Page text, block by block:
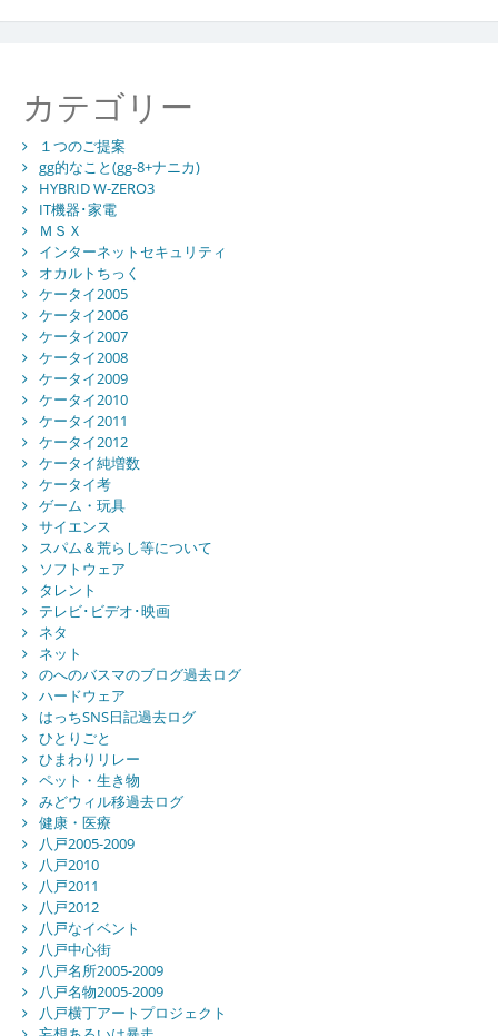
カテゴリー
１つのご提案
gg的なこと(gg-8+ナニカ)
HYBRID W-ZERO3
IT機器･家電
ＭＳＸ
インターネットセキュリティ
オカルトちっく
ケータイ2005
ケータイ2006
ケータイ2007
ケータイ2008
ケータイ2009
ケータイ2010
ケータイ2011
ケータイ2012
ケータイ純増数
ケータイ考
ゲーム・玩具
サイエンス
スパム＆荒らし等について
ソフトウェア
タレント
テレビ･ビデオ･映画
ネタ
ネット
のへのバスマのブログ過去ログ
ハードウェア
はっちSNS日記過去ログ
ひとりごと
ひまわりリレー
ペット・生き物
みどウィル移過去ログ
健康・医療
八戸2005-2009
八戸2010
八戸2011
八戸2012
八戸なイベント
八戸中心街
八戸名所2005-2009
八戸名物2005-2009
八戸横丁アートプロジェクト